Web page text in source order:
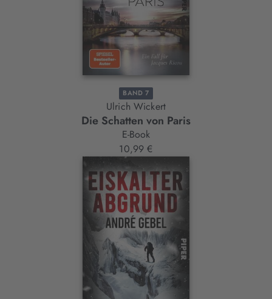
BAND 7
Ulrich Wickert
Die Schatten von Paris
E-Book
10,99 €